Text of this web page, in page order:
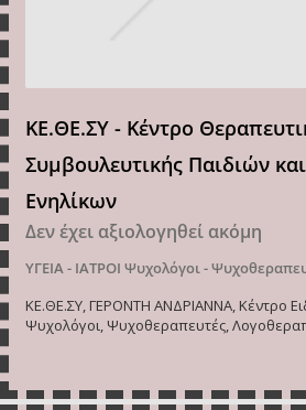
ΚΕ.ΘΕ.ΣΥ - Κέντρο
Συμβουλευτικής Παιδιών και
Ενηλίκων
Δεν έχει αξιολογηθεί ακόμη
ΥΓΕΙΑ - ΙΑΤΡΟΙ Ψυχολόγοι -
ΚΕ.ΘΕ.ΣΥ, ΓΕΡΟΝΤΗ ΑΝΔΡΙΑΝΝΑ, Κέντρο
Ψυχολόγοι, Ψυχοθεραπευτές,